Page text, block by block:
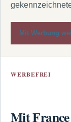
Mit Werbung
WERBEFREI
Mit